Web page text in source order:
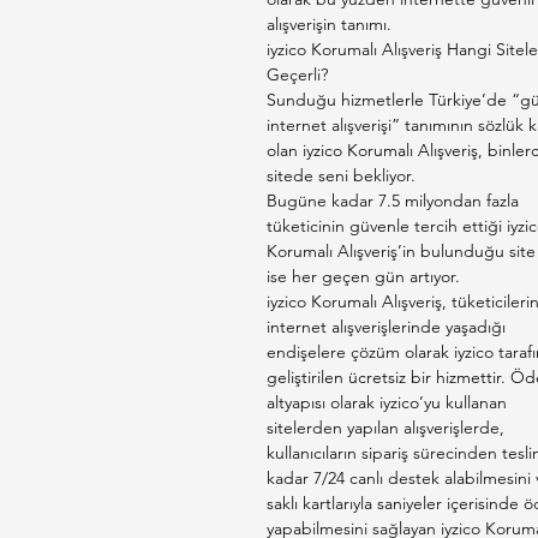
alışverişin tanımı.
iyzico Korumalı Alışveriş Hangi
Geçerli?
Sunduğu hizmetlerle Türkiye’de
internet alışverişi” tanımının sözlük
olan iyzico Korumalı Alışveriş,
sitede seni bekliyor.
Bugüne kadar 7.5 milyondan fazla
tüketicinin güvenle tercih ettiği
Korumalı Alışveriş’in bulunduğu site
ise her geçen gün artıyor.
iyzico Korumalı Alışveriş, tüketicilerin
internet alışverişlerinde yaşadığı
endişelere çözüm olarak iyzico
geliştirilen ücretsiz bir hizmettir.
altyapısı olarak iyzico’yu kullanan
sitelerden yapılan alışverişlerde,
kullanıcıların sipariş sürecinden
kadar 7/24 canlı destek alabilmesini
saklı kartlarıyla saniyeler içerisinde
yapabilmesini sağlayan iyzico